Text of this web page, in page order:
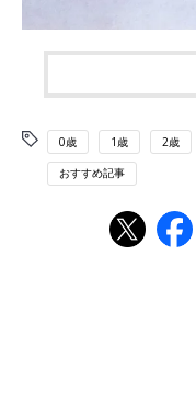
0歳 1歳 2歳
おすすめ記事